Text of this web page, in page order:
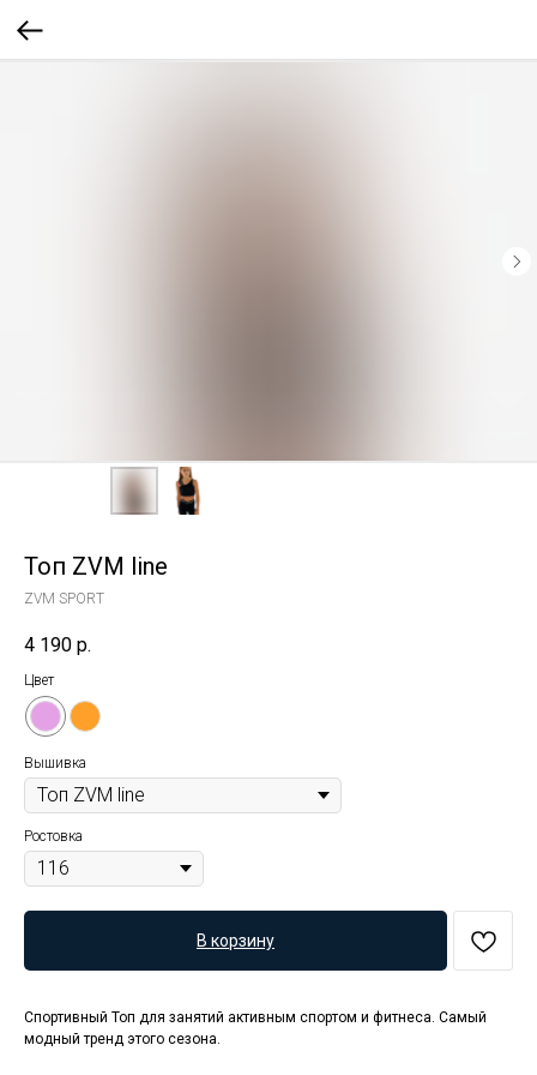
Топ ZVM line
ZVM SPORT
4 190 р.
Цвет
Вышивка
Ростовка
В корзину
Спортивный Топ для занятий активным спортом и фитнеса. Самый
модный тренд этого сезона.